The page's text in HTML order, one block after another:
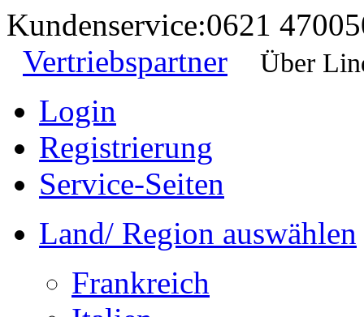
Kundenservice:0621
Vertriebspartner
Über
Login
Registrierung
Service-Seiten
Land/ Region auswählen
Frankreich